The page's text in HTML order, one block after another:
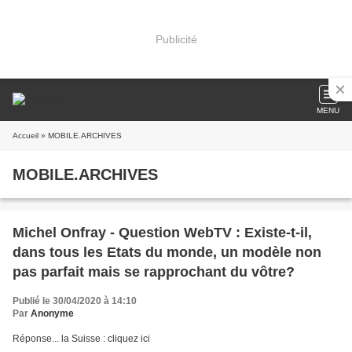
Publicité
MENU
Accueil » MOBILE.ARCHIVES
MOBILE.ARCHIVES
Michel Onfray - Question WebTV : Existe-t-il,
dans tous les Etats du monde, un modèle non
pas parfait mais se rapprochant du vôtre?
Publié le 30/04/2020 à 14:10
Par Anonyme
Réponse... la Suisse : cliquez ici